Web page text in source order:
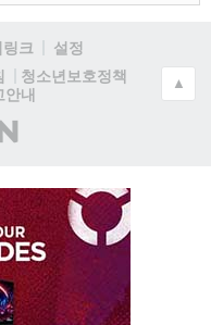
링크
설정
청소년보호정책
안내
▲